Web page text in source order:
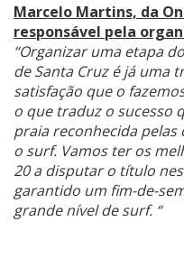
Marcelo Martins, da
responsável pela
“Organizar uma etapa
de Santa Cruz é já uma
satisfação que o
o que traduz o sucesso
praia reconhecida pelas
o surf. Vamos ter os
20 a disputar o título
garantido um fim-de-
grande nível de surf. “